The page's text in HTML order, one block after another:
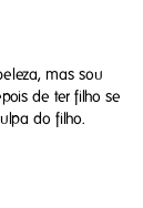
mas sou
de ter filho se
do filho.